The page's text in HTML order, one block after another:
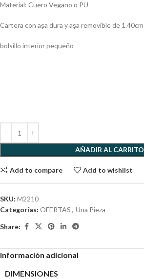
Material: Cuero Vegano o PU
Cartera con așa dura y așa removible de 1.40cm
bolsillo interior pequeño
AÑADIR AL CARRITO
Add to compare Add to wishlist
SKU: M2210
Categorías: OFERTAS, Una Pieza
Share:
Información adicional
DIMENSIONES